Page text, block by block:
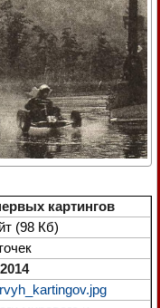
картингов
(98 Кб)